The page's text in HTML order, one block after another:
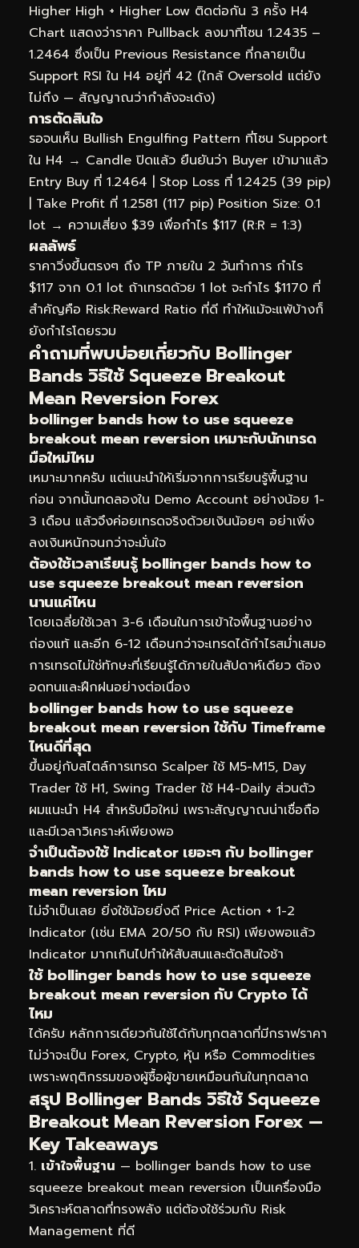
Higher High + Higher Low ติดต่อกัน 3 ครั้ง H4
Chart แสดงว่าราคา Pullback ลงมาที่โซน 1.2435 –
1.2464 ซึ่งเป็น Previous Resistance ที่กลายเป็น
Support RSI ใน H4 อยู่ที่ 42 (ใกล้ Oversold แต่ยัง
ไม่ถึง — สัญญาณว่ากำลังจะเด้ง)
การตัดสินใจ
รอจนเห็น Bullish Engulfing Pattern ที่โซน Support
ใน H4 → Candle ปิดแล้ว ยืนยันว่า Buyer เข้ามาแล้ว
Entry Buy ที่ 1.2464 | Stop Loss ที่ 1.2425 (39 pip)
| Take Profit ที่ 1.2581 (117 pip) Position Size: 0.1
lot → ความเสี่ยง $39 เพื่อกำไร $117 (R:R = 1:3)
ผลลัพธ์
ราคาวิ่งขึ้นตรงๆ ถึง TP ภายใน 2 วันทำการ กำไร
$117 จาก 0.1 lot ถ้าเทรดด้วย 1 lot จะกำไร $1170 ที่
สำคัญคือ Risk:Reward Ratio ที่ดี ทำให้แม้จะแพ้บ้างก็
ยังกำไรโดยรวม
คำถามที่พบบ่อยเกี่ยวกับ Bollinger
Bands วิธีใช้ Squeeze Breakout
Mean Reversion Forex
bollinger bands how to use squeeze
breakout mean reversion เหมาะกับนักเทรด
มือใหม่ไหม
เหมาะมากครับ แต่แนะนำให้เริ่มจากการเรียนรู้พื้นฐาน
ก่อน จากนั้นทดลองใน Demo Account อย่างน้อย 1-
3 เดือน แล้วจึงค่อยเทรดจริงด้วยเงินน้อยๆ อย่าเพิ่ง
ลงเงินหนักจนกว่าจะมั่นใจ
ต้องใช้เวลาเรียนรู้ bollinger bands how to
use squeeze breakout mean reversion
นานแค่ไหน
โดยเฉลี่ยใช้เวลา 3-6 เดือนในการเข้าใจพื้นฐานอย่าง
ถ่องแท้ และอีก 6-12 เดือนกว่าจะเทรดได้กำไรสม่ำเสมอ
การเทรดไม่ใช่ทักษะที่เรียนรู้ได้ภายในสัปดาห์เดียว ต้อง
อดทนและฝึกฝนอย่างต่อเนื่อง
bollinger bands how to use squeeze
breakout mean reversion ใช้กับ Timeframe
ไหนดีที่สุด
ขึ้นอยู่กับสไตล์การเทรด Scalper ใช้ M5-M15, Day
Trader ใช้ H1, Swing Trader ใช้ H4-Daily ส่วนตัว
ผมแนะนำ H4 สำหรับมือใหม่ เพราะสัญญาณน่าเชื่อถือ
และมีเวลาวิเคราะห์เพียงพอ
จำเป็นต้องใช้ Indicator เยอะๆ กับ bollinger
bands how to use squeeze breakout
mean reversion ไหม
ไม่จำเป็นเลย ยิ่งใช้น้อยยิ่งดี Price Action + 1-2
Indicator (เช่น EMA 20/50 กับ RSI) เพียงพอแล้ว
Indicator มากเกินไปทำให้สับสนและตัดสินใจช้า
ใช้ bollinger bands how to use squeeze
breakout mean reversion กับ Crypto ได้
ไหม
ได้ครับ หลักการเดียวกันใช้ได้กับทุกตลาดที่มีกราฟราคา
ไม่ว่าจะเป็น Forex, Crypto, หุ้น หรือ Commodities
เพราะพฤติกรรมของผู้ซื้อผู้ขายเหมือนกันในทุกตลาด
สรุป Bollinger Bands วิธีใช้ Squeeze
Breakout Mean Reversion Forex —
Key Takeaways
เข้าใจพื้นฐาน — bollinger bands how to use
squeeze breakout mean reversion เป็นเครื่องมือ
วิเคราะห์ตลาดที่ทรงพลัง แต่ต้องใช้ร่วมกับ Risk
Management ที่ดี